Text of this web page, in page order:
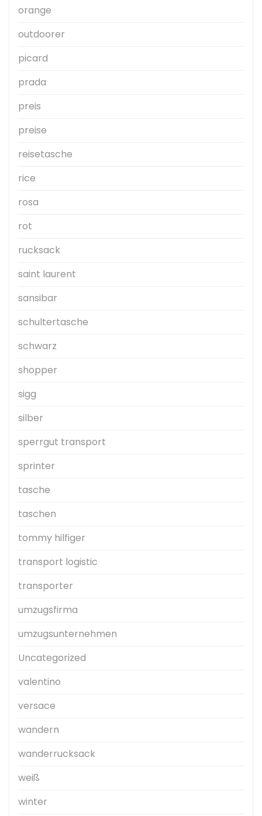
orange
outdoorer
picard
prada
preis
preise
reisetasche
rice
rosa
rot
rucksack
saint laurent
sansibar
schultertasche
schwarz
shopper
sigg
silber
sperrgut transport
sprinter
tasche
taschen
tommy hilfiger
transport logistic
transporter
umzugsfirma
umzugsunternehmen
Uncategorized
valentino
versace
wandern
wanderrucksack
weiß
winter